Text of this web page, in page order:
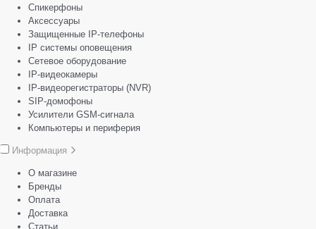
Спикерфоны
Аксессуары
Защищенные IP-телефоны
IP системы оповещения
Сетевое оборудование
IP-видеокамеры
IP-видеорегистраторы (NVR)
SIP-домофоны
Усилители GSM-сигнала
Компьютеры и периферия
Информация
О магазине
Бренды
Оплата
Доставка
Статьи